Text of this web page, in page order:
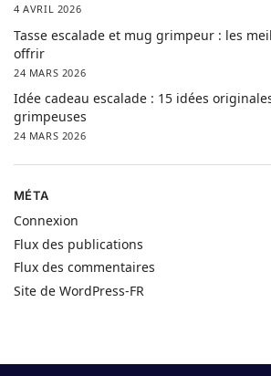
4 AVRIL 2026
Tasse escalade et mug grimpeur : les
offrir
24 MARS 2026
Idée cadeau escalade : 15 idées
grimpeuses
24 MARS 2026
MÉTA
Connexion
Flux des publications
Flux des commentaires
Site de WordPress-FR